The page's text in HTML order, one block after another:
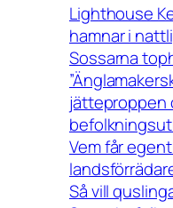
Lighthouse
hamnar i
Sossarna
jätteproppen
Vem får
Så vill